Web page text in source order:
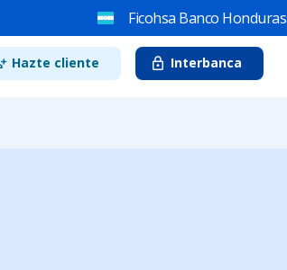
Ficohsa Banco Honduras
Hazte cliente Interbanca